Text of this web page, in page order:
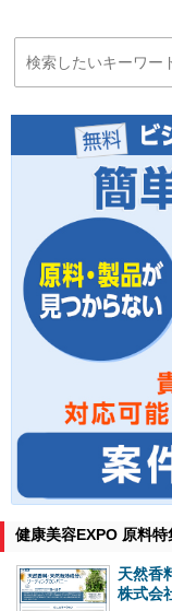
健康美容EXPO 原料特
天然香
株式会